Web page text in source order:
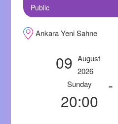
Public
Ankara Yeni Sahne
09 August
2026
Sunday
20:00
-